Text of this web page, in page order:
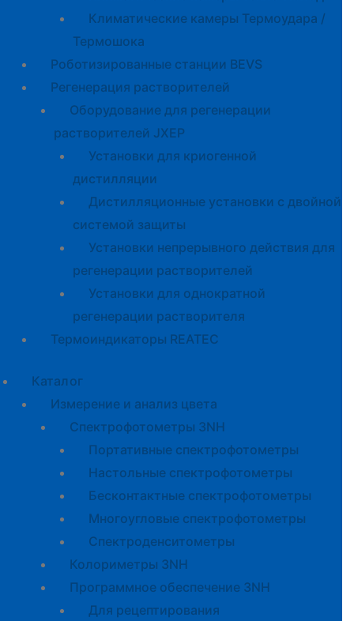
Климатические камеры Термоудара /
Термошока
Роботизированные станции BEVS
Регенерация растворителей
Оборудование для регенерации
растворителей JXEP
Установки для криогенной
дистилляции
Дистилляционные установки с двойной
системой защиты
Установки непрерывного действия для
регенерации растворителей
Установки для однократной
регенерации растворителя
Термоиндикаторы REATEC
Каталог
Измерение и анализ цвета
Спектрофотометры 3NH
Портативные спектрофотометры
Настольные спектрофотометры
Бесконтактные спектрофотометры
Многоугловые спектрофотометры
Спектроденситометры
Колориметры 3NH
Программное обеспечение 3NH
Для рецептирования